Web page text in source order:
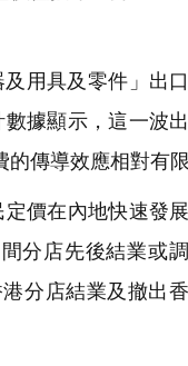
用具及零件」出
據顯示，這一波
傳導效應相對有限
價在內地快速發
分店先後結業或
分店結業及撤出